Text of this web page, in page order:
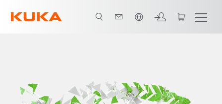
& durabilité Exemples Champs d’action UN-Ziele Rapport